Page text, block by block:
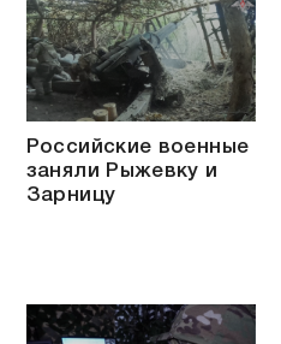
Российские военные
заняли Рыжевку и
Зарницу